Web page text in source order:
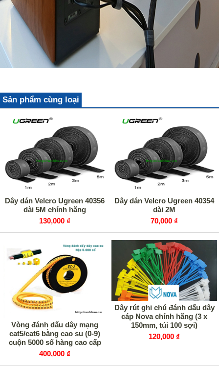
Sản phẩm cùng loại
Dây dán Velcro Ugreen 40356
dài 5M chính hãng
130,000 ₫
Dây dán Velcro Ugreen 40354
dài 2M
70,000 ₫
Vòng đánh dấu dây mạng
cat5/cat6 bằng cao su (0-9)
cuộn 5000 số hàng cao cấp
400,000 ₫
Dây rút ghi chú đánh dấu dây
cáp Nova chính hãng (3 x
150mm, túi 100 sợi)
120,000 ₫